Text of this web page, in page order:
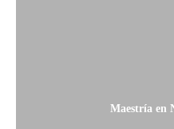
Maestría en